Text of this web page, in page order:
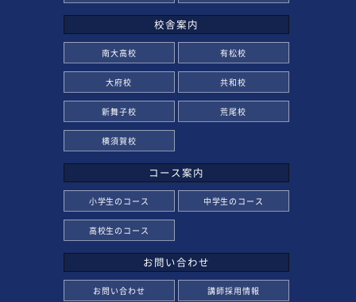
校舎案内
南大高校 有松校
大府校 共和校
新舞子校 荒尾校
横須賀校
コース案内
小学生のコース 中学生のコース
高校生のコース
お問い合わせ
お問い合わせ 講師採用情報